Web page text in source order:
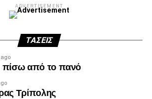
ADVERTISEMENT
ΤΆΣΕΙΣ
ago
πίσω από το πανό
Τρίπολης